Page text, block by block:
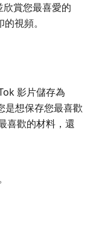
賞您最喜愛的
視頻。
影片儲存為
是想保存您最喜歡
喜歡的材料，還